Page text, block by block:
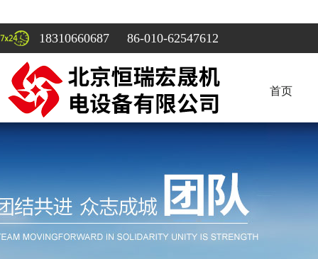
18310660687 86-010-62547612
首页